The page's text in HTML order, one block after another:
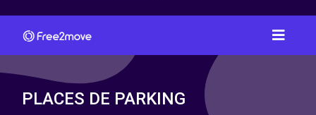
PLACES DE PARKING